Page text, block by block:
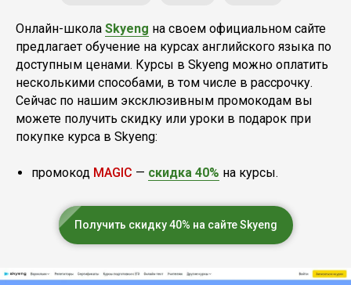
Онлайн-школа Skyeng на своем официальном сайте
предлагает обучение на курсах английского языка по
доступным ценами. Курсы в Skyeng можно оплатить
несколькими способами, в том числе в рассрочку.
Сейчас по нашим эксклюзивным промокодам вы
можете получить скидку или уроки в подарок при
покупке курса в Skyeng:
промокод MAGIC — скидка 40% на курсы.
Получить скидку 40% на сайте Skyeng